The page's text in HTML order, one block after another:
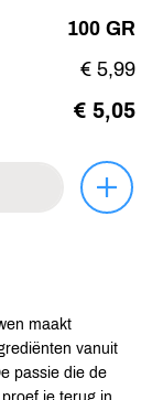
100 GR
€ 5,99
€ 5,05
maakt
vanuit
passie die de